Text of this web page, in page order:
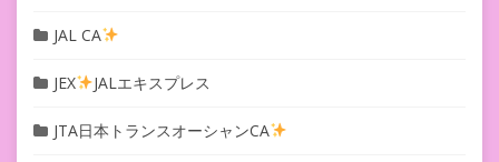
JAL CA
JEX JALエキスプレス
JTA日本トランスオーシャンCA